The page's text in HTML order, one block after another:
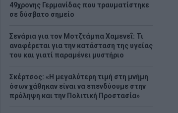
49χρονης Γερμανίδας που τραυματίστηκε
σε δύσβατο σημείο
Σενάρια για τον Μοτζτάμπα Χαμενεΐ: Τι
αναφέρεται για την κατάσταση της υγείας
του και γιατί παραμένει μυστήριο
Σκέρτσος: «Η μεγαλύτερη τιμή στη μνήμη
όσων χάθηκαν είναι να επενδύουμε στην
πρόληψη και την Πολιτική Προστασία»